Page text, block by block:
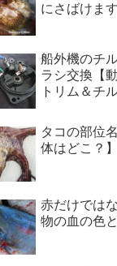
にさばけます
船外機のチ
ラシ交換【
トリム＆チ
タコの部位
体はどこ？】
赤だけでは
物の血の色